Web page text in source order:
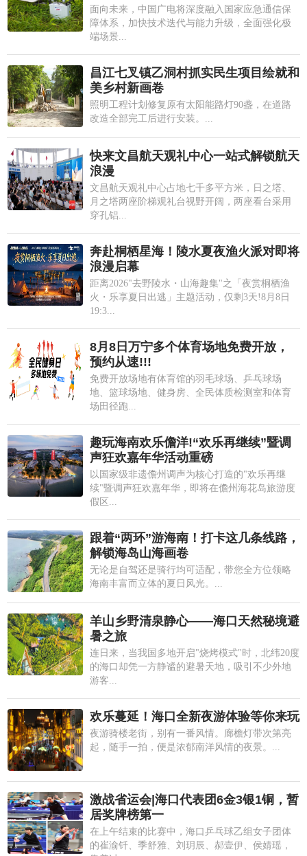
面向未来，中国广电将深度融入国家应急通信保
障体系，加快技术迭代与能力升级，全面强化极
端场景...
昌江七叉镇乙洞村抓实民生项目绘就和
美乡村新画卷
照明工程计划修复原有太阳能路灯90盏，在道路
改造全部完工后进行安装。...
快来文昌航天观礼中心一站式解锁航天
浪漫
文昌航天观礼中心占地七千多平方米，日之塔、
月之塔两座阶梯观礼台视野开阔，两座看台采用
穿孔铝...
奔赴桐栖星海！陵水夏夜渔火派对即将
浪漫启幕
距离2026"去野陵水・山海趣集"之「夜赏桐栖渔
火・乐享夏日出逃」主题活动，仅剩3天!8月8日
19:3...
8月8日万宁多个体育场地免费开放，
预约从速!!!
免费开放场地有体育馆的羽毛球场、乒乓球场
地、篮球场地、健身房、全民体质检测室和体育
场田径跑...
趣玩海南欢乐儋洋!“欢乐再继续”暨调
声狂欢嘉年华活动重磅
以国家级非遗儋州调声为核心打造的"欢乐再继
续"暨调声狂欢嘉年华，即将在儋州海花岛旅游度
假区...
跟着“两环”游海南！打卡这几条线路，
解锁海岛山海画卷
无论是自驾还是骑行均可适配，带您全方位领略
海南丰富而立体的夏日风光。...
羊山乡野清泉静心——海口天然秘境避
暑之旅
连日来，当我国多地开启"烧烤模式"时，北纬20度
的海口却凭一方静谧的避暑天地，吸引不少外地
游客...
欢乐蔓延！海口全新夜游体验等你来玩
夜游骑楼老街，别有一番风情。廊檐灯带次第亮
起，随手一拍，便是浓郁南洋风情的夜景。...
激战省运会|海口代表团6金3银1铜，暂
居奖牌榜第一
在上午结束的比赛中，海口乒乓球乙组女子团体
的崔渝钎、季舒雅、刘玥辰、郝壹伊、侯婧瑶，